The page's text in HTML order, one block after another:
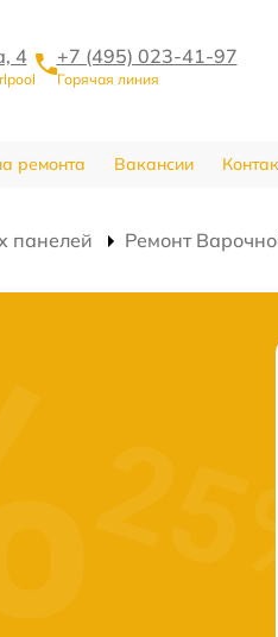
4 +7 (495) 023-41-97
Горячая линия
ремонта Вакансии
панелей Ремонт